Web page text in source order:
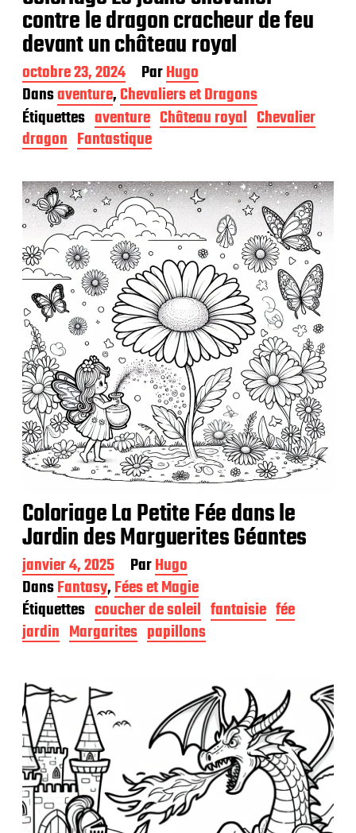
contre le dragon cracheur de feu
devant un château royal
D
a
t
e
d
e
u
b
l
i
c
a
t
o
n
octobre 23, 2024 ParHugo
Dansaventure,Chevaliers et Dragons
Étiquettes aventure Château royal Chevalier
dragon Fantastique
Coloriage La Petite Fée dans le
Jardin des Marguerites Géantes
D
a
t
e
d
e
u
b
l
i
c
a
t
i
o
n
janvier 4, 2025 ParHugo
DansFantasy,Fées et Magie
Étiquettes coucher de soleil fantaisie fée
jardin Margarites papillons